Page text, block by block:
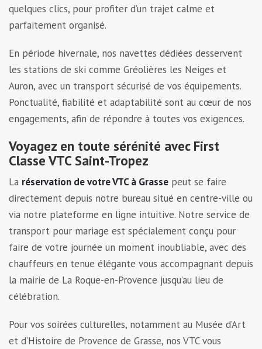
quelques clics, pour profiter d’un trajet calme et
parfaitement organisé.
En période hivernale, nos navettes dédiées desservent
les stations de ski comme Gréolières les Neiges et
Auron, avec un transport sécurisé de vos équipements.
Ponctualité, fiabilité et adaptabilité sont au cœur de nos
engagements, afin de répondre à toutes vos exigences.
Voyagez en toute sérénité avec First
Classe VTC Saint-Tropez
La réservation de votre VTC à Grasse peut se faire
directement depuis notre bureau situé en centre-ville ou
via notre plateforme en ligne intuitive. Notre service de
transport pour mariage est spécialement conçu pour
faire de votre journée un moment inoubliable, avec des
chauffeurs en tenue élégante vous accompagnant depuis
la mairie de La Roque-en-Provence jusqu’au lieu de
célébration.
Pour vos soirées culturelles, notamment au Musée d’Art
et d’Histoire de Provence de Grasse, nos VTC vous